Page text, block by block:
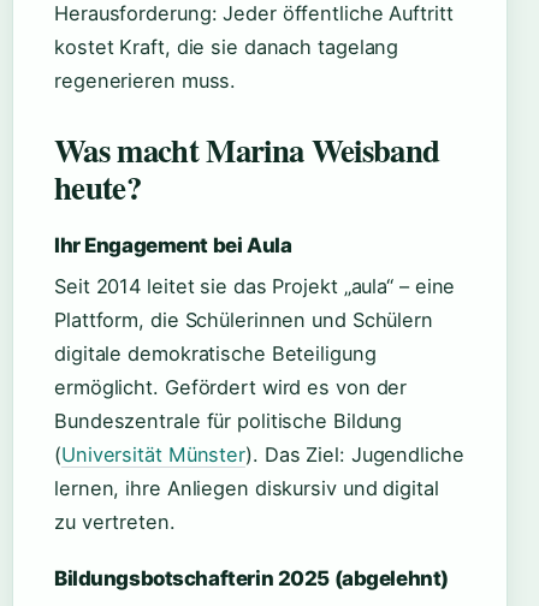
Herausforderung: Jeder öffentliche Auftritt
kostet Kraft, die sie danach tagelang
regenerieren muss.
Was macht Marina Weisband
heute?
Ihr Engagement bei Aula
Seit 2014 leitet sie das Projekt „aula“ – eine
Plattform, die Schülerinnen und Schülern
digitale demokratische Beteiligung
ermöglicht. Gefördert wird es von der
Bundeszentrale für politische Bildung
(Universität Münster). Das Ziel: Jugendliche
lernen, ihre Anliegen diskursiv und digital
zu vertreten.
Bildungsbotschafterin 2025 (abgelehnt)